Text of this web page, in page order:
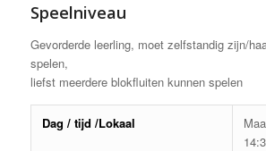
Speelniveau
Gevorderde leerling, moet zelfstandig zijn/
spelen,
liefst meerdere blokfluiten kunnen spelen
Dag / tijd /Lokaal